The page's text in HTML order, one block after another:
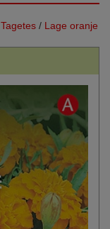
Tagetes / Lage oranje